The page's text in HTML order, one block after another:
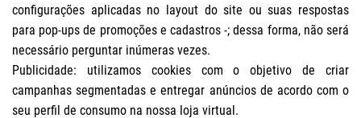
configurações aplicadas no layout do site ou suas respostas
para pop-ups de promoções e cadastros -; dessa forma, não será
necessário perguntar inúmeras vezes.
Publicidade: utilizamos cookies com o objetivo de criar
campanhas segmentadas e entregar anúncios de acordo com o
seu perfil de consumo na nossa loja virtual.